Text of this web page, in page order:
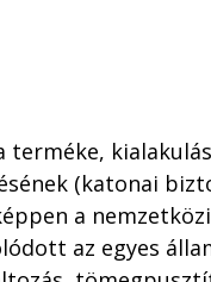
terméke,
(katonai
a nemzetközi
az egyes